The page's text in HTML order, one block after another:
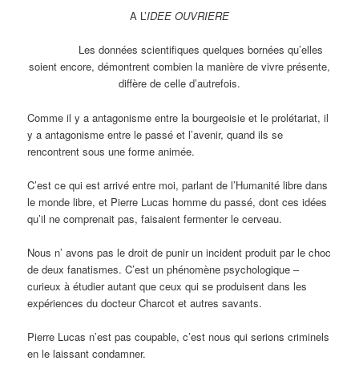
A L’IDEE OUVRIERE
Les données scientifiques quelques bornées qu’elles
soient encore, démontrent combien la manière de vivre présente,
diffère de celle d’autrefois.
Comme il y a antagonisme entre la bourgeoisie et le prolétariat, il
y a antagonisme entre le passé et l’avenir, quand ils se
rencontrent sous une forme animée.
C’est ce qui est arrivé entre moi, parlant de l’Humanité libre dans
le monde libre, et Pierre Lucas homme du passé, dont ces idées
qu’il ne comprenait pas, faisaient fermenter le cerveau.
Nous n’ avons pas le droit de punir un incident produit par le choc
de deux fanatismes. C’est un phénomène psychologique –
curieux à étudier autant que ceux qui se produisent dans les
expériences du docteur Charcot et autres savants.
Pierre Lucas n’est pas coupable, c’est nous qui serions criminels
en le laissant condamner.